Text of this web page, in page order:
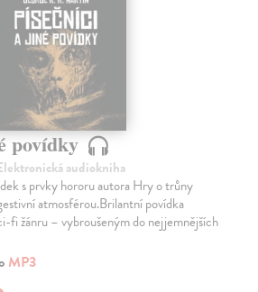
povídky
audiokniha
s prvky hororu autora Hry o trůny
atmosférou.Brilantní povídka
fi žánru – vybroušeným do nejjemnějších
MP3